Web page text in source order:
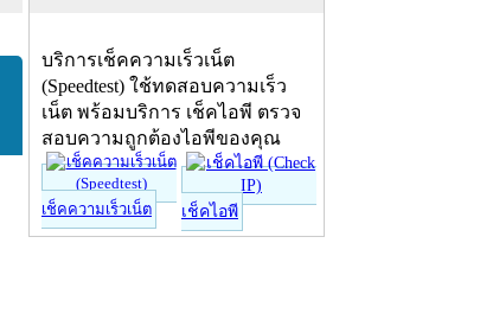
บริการเช็คความเร็วเน็ต
(Speedtest) ใช้ทดสอบความเร็ว
เน็ต พร้อมบริการ เช็คไอพี ตรวจ
สอบความถูกต้องไอพีของคุณ
เช็คความเร็วเน็ต เช็คไอพี